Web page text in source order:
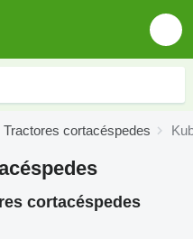
Tractores cortacéspedes
cortacéspedes